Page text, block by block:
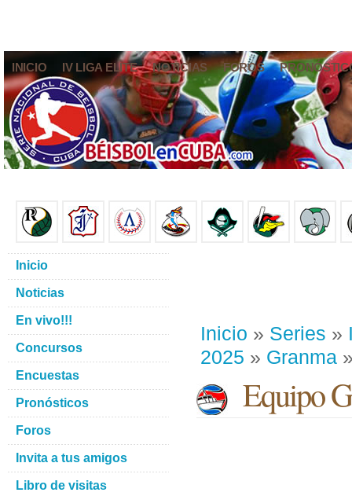
INICIO IV LIGA ELITE NOTICIAS FOROS
Inicio » Series »
2025 » Granma
Equipo
Inicio
Noticias
En vivo!!!
Concursos
Encuestas
Pronósticos
Foros
Invita a tus amigos
Libro de visitas